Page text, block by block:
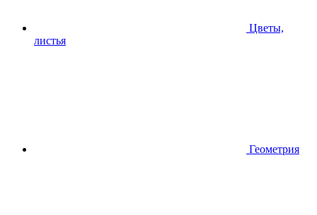
Цветы,
листья
Геометрия